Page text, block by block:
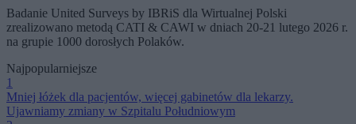
Badanie United Surveys by IBRiS dla Wirtualnej Polski
zrealizowano metodą CATI & CAWI w dniach 20-21 lutego 2026 r.
na grupie 1000 dorosłych Polaków.
Najpopularniejsze
1
Mniej łóżek dla pacjentów, więcej gabinetów dla lekarzy.
Ujawniamy zmiany w Szpitalu Południowym